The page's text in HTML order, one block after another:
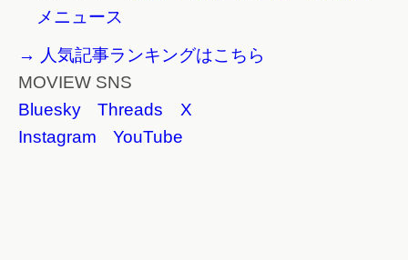
メニュース
→ 人気記事ランキングはこちら
MOVIEW SNS
Bluesky
Threads
X
Instagram
YouTube